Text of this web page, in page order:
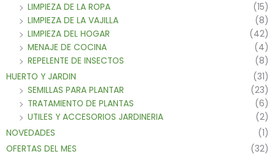
LIMPIEZA DE LA ROPA
(15)
LIMPIEZA DE LA VAJILLA
(8)
LIMPIEZA DEL HOGAR
(42)
MENAJE DE COCINA
(4)
REPELENTE DE INSECTOS
(8)
HUERTO Y JARDIN
(31)
SEMILLAS PARA PLANTAR
(23)
TRATAMIENTO DE PLANTAS
(6)
UTILES Y ACCESORIOS JARDINERIA
(2)
NOVEDADES
(1)
OFERTAS DEL MES
(32)